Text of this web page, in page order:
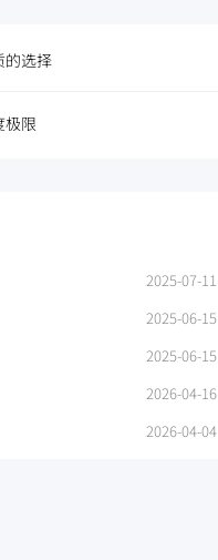
的选择
极限
2025-07-11
2025-06-15
2025-06-15
2026-04-16
2026-04-04